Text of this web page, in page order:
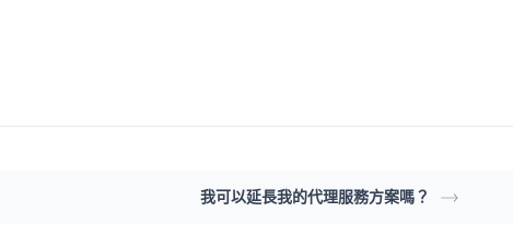
我可以延長我的代理服務方案嗎？